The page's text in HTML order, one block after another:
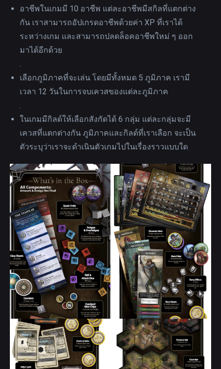
อาชีพในเกมมี 10 อาชีพ แต่ละอาชีพมีสกิลที่แตกต่าง
กัน เราสามารถอัปเกรดอาชีพด้วยค่า XP ที่เราได้
ระหว่างเกม และสามารถปลดล็อคอาชีพใหม่ ๆ ออก
มาได้อีกด้วย
.
เลือกภูมิภาคที่จะเล่น โดยมีทั้งหมด 5 ภูมิภาค เรามี
เวลา 12 วันในการจบเควสของแต่ละภูมิภาค
.
ในเกมมีกิลด์ให้เลือกสังกัดได้ 6 กลุ่ม แต่ละกลุ่มจะมี
เควสที่แตกต่างกัน ภูมิภาคและกิลด์ที่เราเลือก จะเป็น
ตัวระบุว่าเราจะดำเนินตัวเกมไปในเรื่องราวแบบใด